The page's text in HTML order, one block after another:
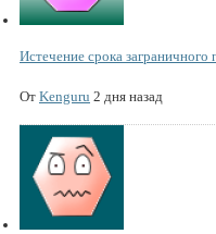
Истечение срока
От Kenguru 2 дня назад